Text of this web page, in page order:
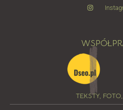
TEKSTY,